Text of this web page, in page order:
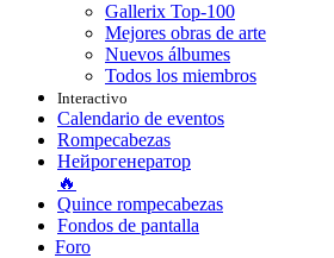
Gallerix Top-100
Mejores obras de arte
Nuevos álbumes
Todos los miembros
Interactivo
Calendario de eventos
Rompecabezas
Нейрогенератор
🔥
Quince rompecabezas
Fondos de pantalla
Foro